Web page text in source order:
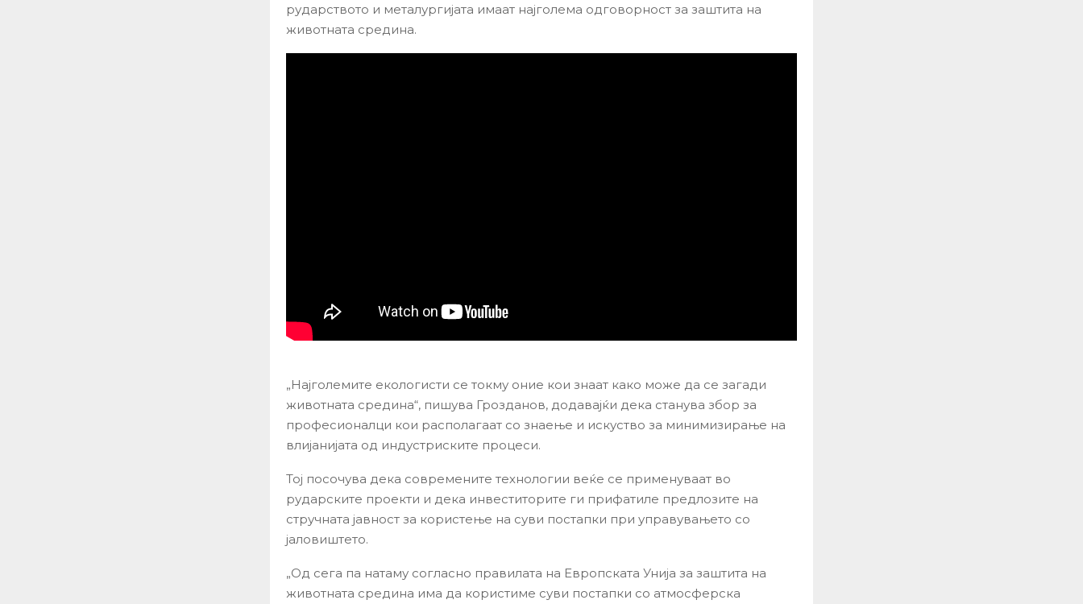
рударството и металургијата имаат најголема одговорност за заштита на
животната средина.
„Најголемите екологисти се токму оние кои знаат како може да се загади
животната средина“, пишува Грозданов, додавајќи дека станува збор за
професионалци кои располагаат со знаење и искуство за минимизирање на
влијанијата од индустриските процеси.
Тој посочува дека современите технологии веќе се применуваат во
рударските проекти и дека инвеститорите ги прифатиле предлозите на
стручната јавност за користење на суви постапки при управувањето со
јаловиштето.
„Од сега па натаму согласно правилата на Европската Унија за заштита на
животната средина има да користиме суви постапки со атмосферска